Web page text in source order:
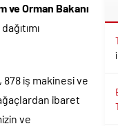
ve Orman Bakanı
iş makinesi ve
ibaret
ve